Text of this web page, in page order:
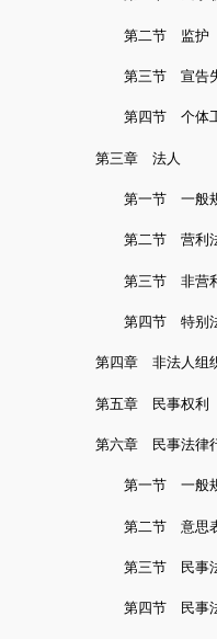
第二节 监护
第三节 宣告失踪
第四节 个体工商户
第三章 法人
第一节 一般规
第二节 营利法
第三节 非营利
第四节 特别法
第四章 非法人组
第五章 民事权利
第六章 民事法律
第一节 一般规
第二节 意思表
第三节 民事法律
第四节 民事法律行